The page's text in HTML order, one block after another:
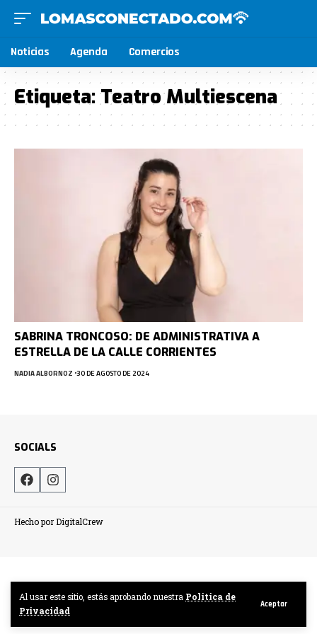
Al usar este sitio, estás aprobando nuestra Politica de
Privacidad
Aceptar
Noticias Agenda Comercios
Etiqueta:Teatro Multiescena
SABRINA TRONCOSO: DE ADMINISTRATIVA A
ESTRELLA DE LA CALLE CORRIENTES
NADIA ALBORNOZ 30 DE AGOSTO DE 2024
SOCIALS
Hecho por DigitalCrew